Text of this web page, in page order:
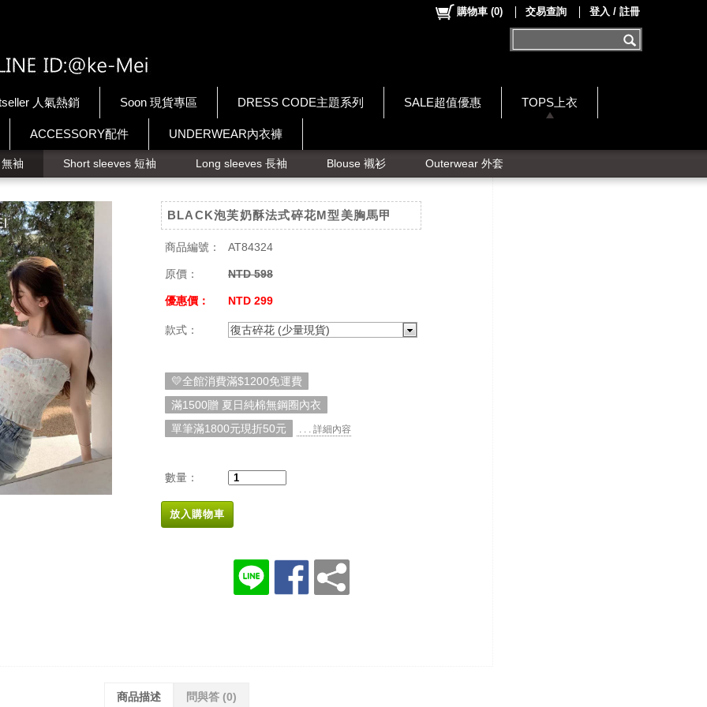
人氣熱銷 Soon 現貨專區 DRESS CODE主題系列 SALE超值優惠 TOPS上衣
ACCESSORY配件 UNDERWEAR內衣褲
購物車 (0) 交易查詢 登入 / 註冊
袖 Short sleeves 短袖 Long sleeves 長袖 Blouse 襯衫 Outerwear 外套
BLACK泡芙奶酥法式碎花M型美胸馬甲
商品編號： AT84324
原價： NTD 598
優惠價： NTD 299
款式： 復古碎花 (少量現貨)
💛全館消費滿$1200免運費
滿1500贈 夏日純棉無鋼圈內衣
單筆滿1800元現折50元
. . . 詳細內容
數量：
放入購物車
商品描述 問與答 (0)